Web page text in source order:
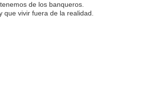
de los banqueros.
que vivir fuera de la realidad.